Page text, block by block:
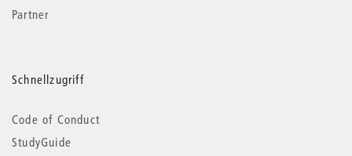
Partner
Schnellzugriff
Code of Conduct
StudyGuide